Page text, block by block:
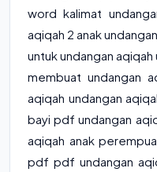
word kalimat
aqiqah 2 anak
untuk undangan
membuat undangan
aqiqah undangan
bayi pdf undangan
aqiqah anak
pdf pdf undangan